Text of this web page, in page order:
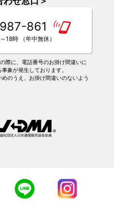
861
18時 （年中無休）
際に、電話番号のお掛け間違いに
象が発生しております。
のうえ、お掛け間違いのないよう